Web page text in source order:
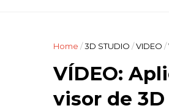
Home /3D STUDIO /VIDEO /
VÍDEO:
visor de 3D